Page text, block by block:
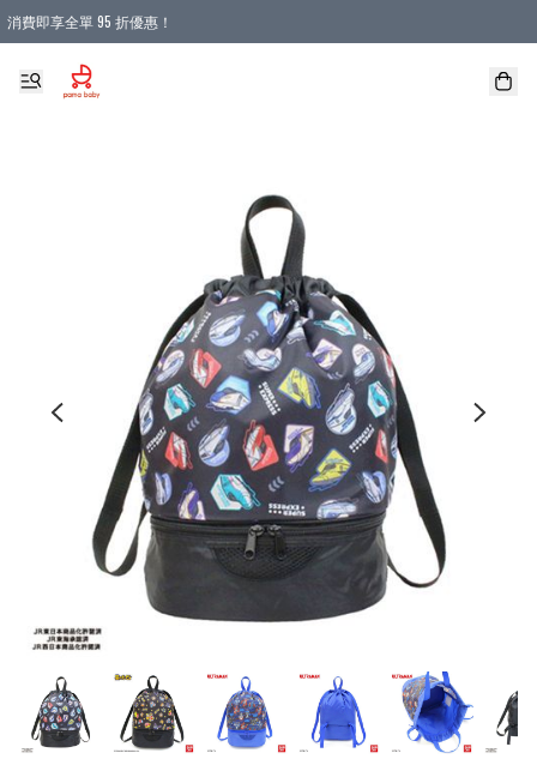
消費即享全單 95 折優惠！
購物滿 HKD 900.00即享免運費優惠！（適用於 本地送貨、本地取貨 )